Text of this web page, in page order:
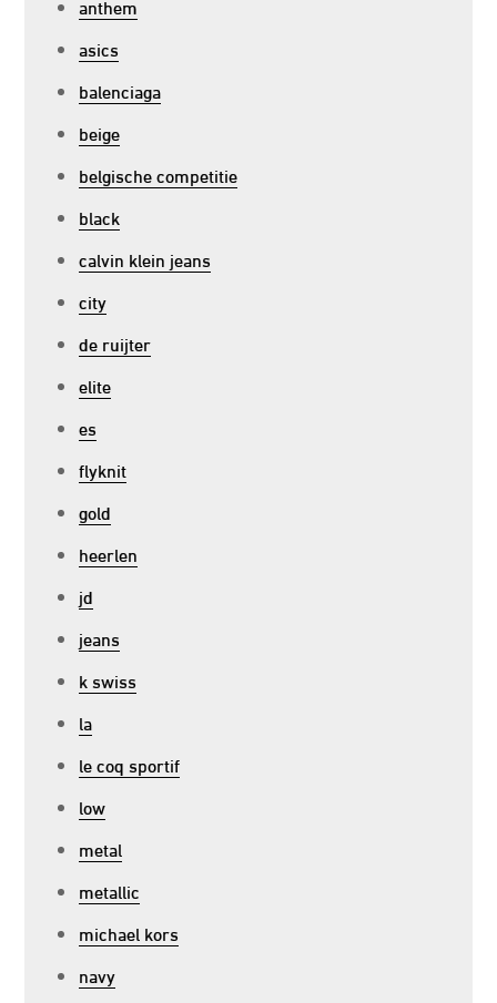
anthem
asics
balenciaga
beige
belgische competitie
black
calvin klein jeans
city
de ruijter
elite
es
flyknit
gold
heerlen
jd
jeans
k swiss
la
le coq sportif
low
metal
metallic
michael kors
navy